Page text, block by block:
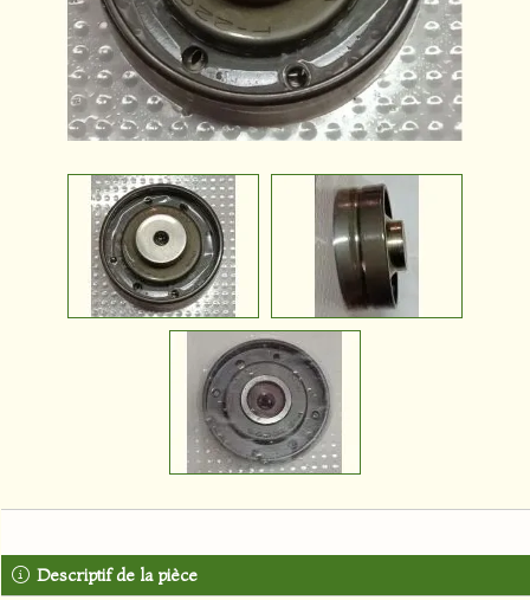
Descriptif de la pièce